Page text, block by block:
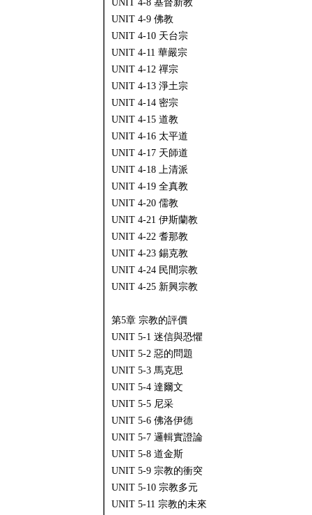
UNIT 4-9 佛教
UNIT 4-10 天台宗
UNIT 4-11 華嚴宗
UNIT 4-12 禪宗
UNIT 4-13 淨土宗
UNIT 4-14 密宗
UNIT 4-15 道教
UNIT 4-16 太平道
UNIT 4-17 天師道
UNIT 4-18 上清派
UNIT 4-19 全真教
UNIT 4-20 儒教
UNIT 4-21 伊斯蘭教
UNIT 4-22 耆那教
UNIT 4-23 錫克教
UNIT 4-24 民間宗教
UNIT 4-25 新興宗教
第5章 宗教的評價
UNIT 5-1 迷信與恐懼
UNIT 5-2 惡的問題
UNIT 5-3 馬克思
UNIT 5-4 達爾文
UNIT 5-5 尼采
UNIT 5-6 佛洛伊德
UNIT 5-7 邏輯實證論
UNIT 5-8 道金斯
UNIT 5-9 宗教的衝突
UNIT 5-10 宗教多元
UNIT 5-11 宗教的未來